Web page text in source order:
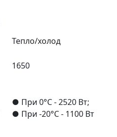
Тепло/холод
1650
● При 0°С - 2520 Вт;
● При -20°С - 1100 Вт